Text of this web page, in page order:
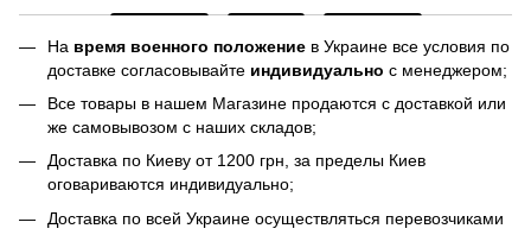
На время военного положение в Украине все условия по
доставке согласовывайте индивидуально с менеджером;
Все товары в нашем Магазине продаются с доставкой или
же самовывозом с наших складов;
Доставка по Киеву от 1200 грн, за пределы Киев
оговариваются индивидуально;
Доставка по всей Украине осуществляться перевозчиками